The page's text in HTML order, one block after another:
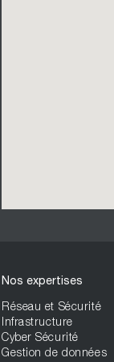
Nos expertises
Réseau et Sécurité
Infrastructure
Cyber Sécurité
Gestion de données